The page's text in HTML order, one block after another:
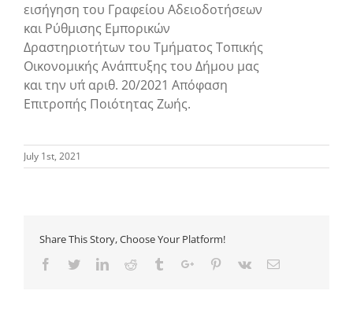
εισήγηση του Γραφείου Αδειοδοτήσεων
και Ρύθμισης Εμπορικών
Δραστηριοτήτων του Τμήματος Τοπικής
Οικονομικής Ανάπτυξης του Δήμου μας
και την υπ΄ αριθ. 20/2021 Απόφαση
Επιτροπής Ποιότητας Ζωής.
July 1st, 2021
Share This Story, Choose Your Platform!
Facebook
TwitterLinkedinReddit TumblrGoogle+Pinterest
Vk Email